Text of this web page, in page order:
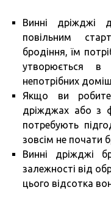
Винні дріжджі
повільним
бродіння, їм
утворюється
непотрібних
Якщо ви
дріжджах або з
потребують
зовсім не почати
Винні дріжджі
залежності від
цього відсотка